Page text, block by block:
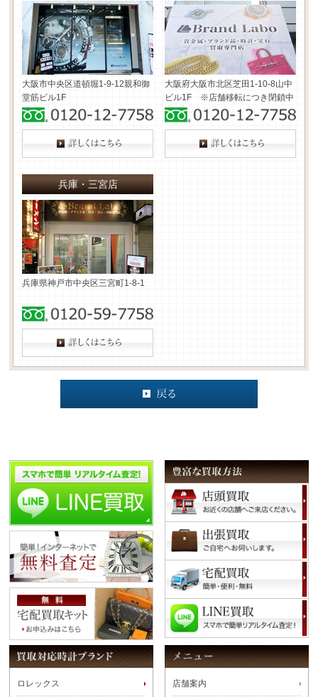
大阪市中央区道頓堀1-9-12親和御
堂筋ビル1F
大阪府大阪市北区芝田1-10-8山中
ビル1F ※店舗移転につき閉鎖中
兵庫・三宮店
兵庫県神戸市中央区三宮町1-8-1
ロレックス 店舗案内